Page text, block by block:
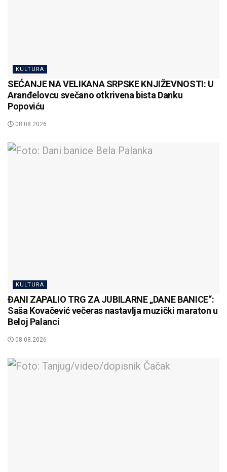
KULTURA
SEĆANJE NA VELIKANA SRPSKE KNJIŽEVNOSTI: U
Aranđelovcu svečano otkrivena bista Danku
Popoviću
08.08.2026
KULTURA
ĐANI ZAPALIO TRG ZA JUBILARNE „DANE BANICE“:
Saša Kovačević večeras nastavlja muzički maraton u
Beloj Palanci
08.08.2026